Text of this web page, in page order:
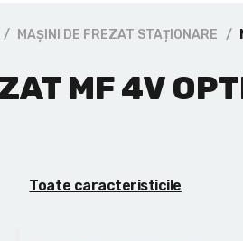
MAȘINI DE FREZAT STAȚIONARE
MF 4V
Toate caracteristicile